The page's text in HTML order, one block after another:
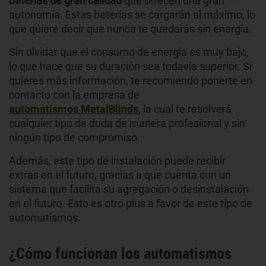
autonomía. Estas baterías se cargarán al máximo, lo
que quiere decir que nunca te quedarás sin energía.
Sin olvidar que el consumo de energía es muy bajo,
lo que hace que su duración sea todavía superior. Si
quieres más información, te recomiendo ponerte en
contacto con la empresa de
automatismos MetalBlinds, la cual te resolverá
cualquier tipo de duda de manera profesional y sin
ningún tipo de compromiso.
Además, este tipo de instalación puede recibir
extras en el futuro, gracias a que cuenta con un
sistema que facilita su agregación o desinstalación
en el futuro. Esto es otro plus a favor de este tipo de
automatismos.
¿Cómo funcionan los automatismos